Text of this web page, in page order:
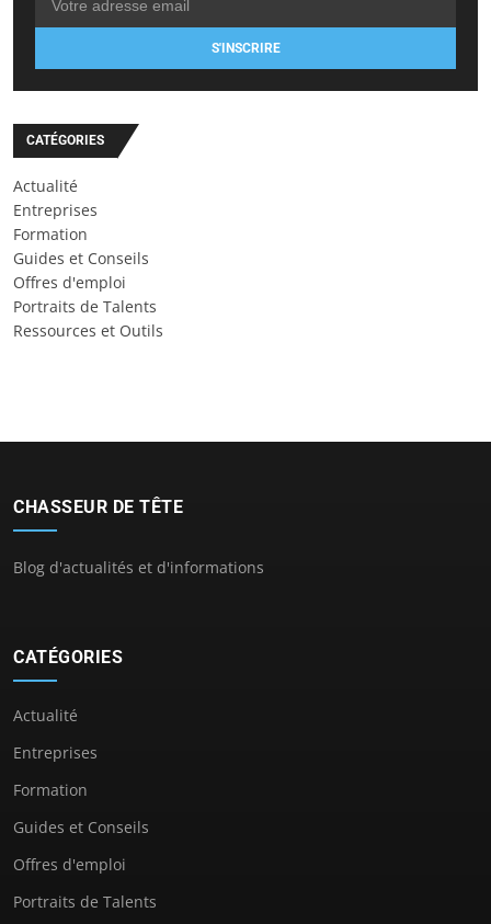
S'INSCRIRE
CATÉGORIES
Actualité
Entreprises
Formation
Guides et Conseils
Offres d'emploi
Portraits de Talents
Ressources et Outils
CHASSEUR DE TÊTE
Blog d'actualités et d'informations
CATÉGORIES
Actualité
Entreprises
Formation
Guides et Conseils
Offres d'emploi
Portraits de Talents